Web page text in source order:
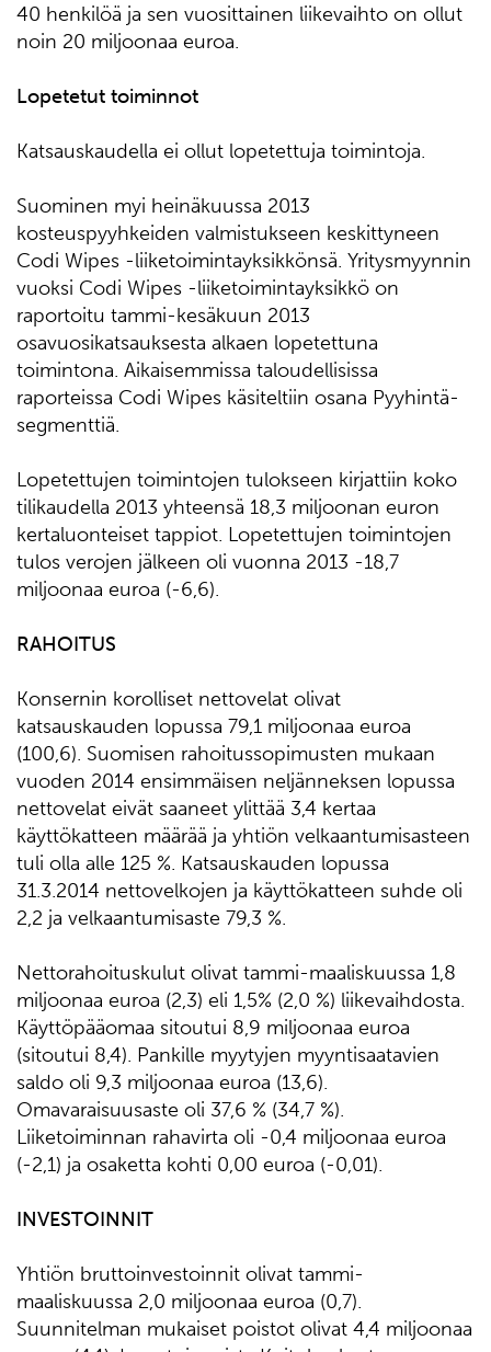
40 henkilöä ja sen vuosittainen liikevaihto on ollut
noin 20 miljoonaa euroa.
Lopetetut toiminnot
Katsauskaudella ei ollut lopetettuja toimintoja.
Suominen myi heinäkuussa 2013
kosteuspyyhkeiden valmistukseen keskittyneen
Codi Wipes -liiketoimintayksikkönsä. Yritysmyynnin
vuoksi Codi Wipes -liiketoimintayksikkö on
raportoitu tammi-kesäkuun 2013
osavuosikatsauksesta alkaen lopetettuna
toimintona. Aikaisemmissa taloudellisissa
raporteissa Codi Wipes käsiteltiin osana Pyyhintä-
segmenttiä.
Lopetettujen toimintojen tulokseen kirjattiin koko
tilikaudella 2013 yhteensä 18,3 miljoonan euron
kertaluonteiset tappiot. Lopetettujen toimintojen
tulos verojen jälkeen oli vuonna 2013 -18,7
miljoonaa euroa (-6,6).
RAHOITUS
Konsernin korolliset nettovelat olivat
katsauskauden lopussa 79,1 miljoonaa euroa
(100,6). Suomisen rahoitussopimusten mukaan
vuoden 2014 ensimmäisen neljänneksen lopussa
nettovelat eivät saaneet ylittää 3,4 kertaa
käyttökatteen määrää ja yhtiön velkaantumisasteen
tuli olla alle 125 %. Katsauskauden lopussa
31.3.2014 nettovelkojen ja käyttökatteen suhde oli
2,2 ja velkaantumisaste 79,3 %.
Nettorahoituskulut olivat tammi-maaliskuussa 1,8
miljoonaa euroa (2,3) eli 1,5% (2,0 %) liikevaihdosta.
Käyttöpääomaa sitoutui 8,9 miljoonaa euroa
(sitoutui 8,4). Pankille myytyjen myyntisaatavien
saldo oli 9,3 miljoonaa euroa (13,6).
Omavaraisuusaste oli 37,6 % (34,7 %).
Liiketoiminnan rahavirta oli -0,4 miljoonaa euroa
(-2,1) ja osaketta kohti 0,00 euroa (-0,01).
INVESTOINNIT
Yhtiön bruttoinvestoinnit olivat tammi-
maaliskuussa 2,0 miljoonaa euroa (0,7).
Suunnitelman mukaiset poistot olivat 4,4 miljoonaa